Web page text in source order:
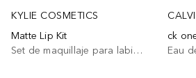
KYLIE COSMETICS
Matte Lip Kit
Set de maquillaje para labios
ck
Eau